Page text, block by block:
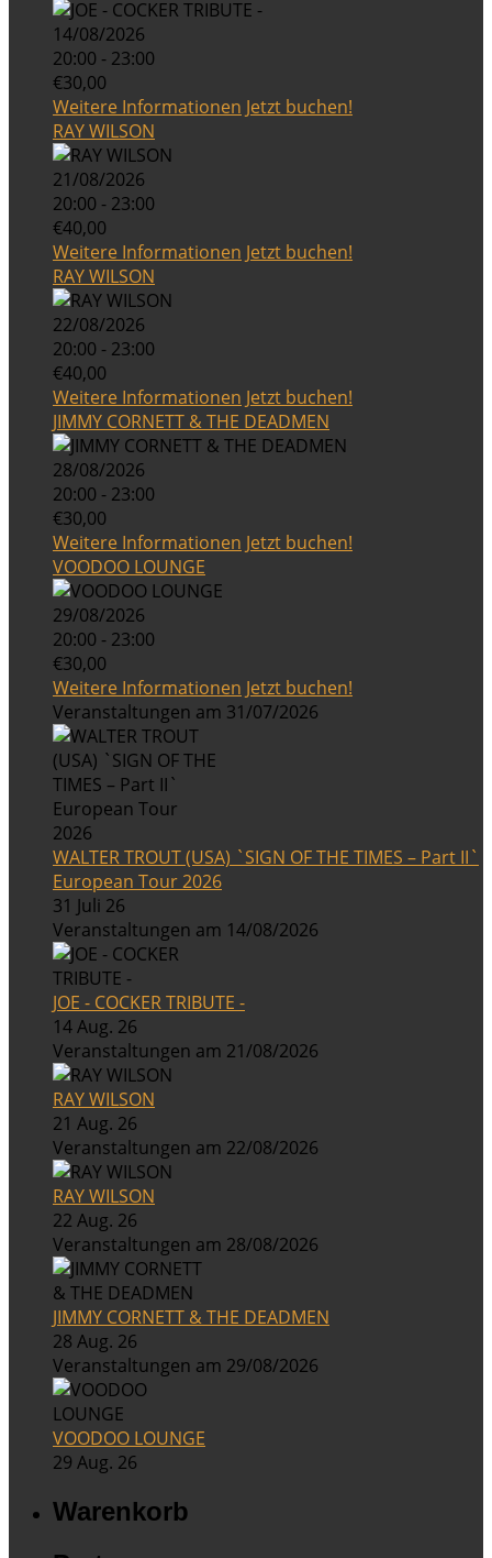
14/08/2026
20:00 - 23:00
€30,00
Weitere Informationen Jetzt buchen!
RAY WILSON
21/08/2026
20:00 - 23:00
€40,00
Weitere Informationen Jetzt buchen!
RAY WILSON
22/08/2026
20:00 - 23:00
€40,00
Weitere Informationen Jetzt buchen!
JIMMY CORNETT & THE DEADMEN
28/08/2026
20:00 - 23:00
€30,00
Weitere Informationen Jetzt buchen!
VOODOO LOUNGE
29/08/2026
20:00 - 23:00
€30,00
Weitere Informationen Jetzt buchen!
Veranstaltungen am 31/07/2026
WALTER TROUT (USA) `SIGN OF THE TIMES – Part II`
European Tour 2026
31 Juli 26
Veranstaltungen am 14/08/2026
JOE - COCKER TRIBUTE -
14 Aug. 26
Veranstaltungen am 21/08/2026
RAY WILSON
21 Aug. 26
Veranstaltungen am 22/08/2026
RAY WILSON
22 Aug. 26
Veranstaltungen am 28/08/2026
JIMMY CORNETT & THE DEADMEN
28 Aug. 26
Veranstaltungen am 29/08/2026
VOODOO LOUNGE
29 Aug. 26
Warenkorb